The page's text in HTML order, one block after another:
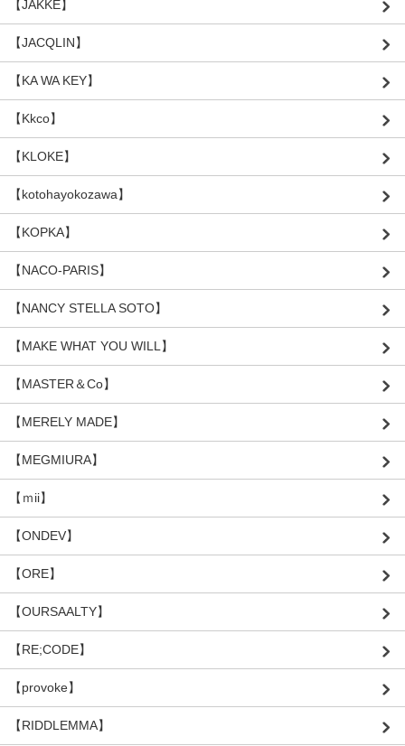
【JAKKE】
【JACQLIN】
【KA WA KEY】
【Kkco】
【KLOKE】
【kotohayokozawa】
【KOPKA】
【NACO-PARIS】
【NANCY STELLA SOTO】
【MAKE WHAT YOU WILL】
【MASTER＆Co】
【MERELY MADE】
【MEGMIURA】
【ｍii】
【ONDEV】
【ORE】
【OURSAALTY】
【RE;CODE】
【provoke】
【RIDDLEMMA】